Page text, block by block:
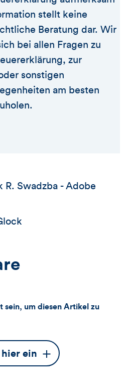
stellt keine
Beratung dar. Wir
bei allen Fragen zu
zur
sonstigen
am besten
R. Swadzba - Adobe
sein, um diesen Artikel zu
hier ein